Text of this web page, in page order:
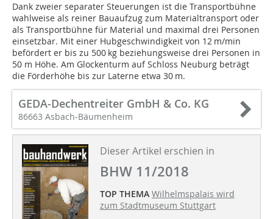
Dank zweier separater Steuerungen ist die Transportbühne
wahlweise als reiner Bauaufzug zum Materialtransport oder
als Transportbühne für Material und maximal drei Personen
einsetzbar. Mit einer Hubgeschwindigkeit von 12 m/min
befördert er bis zu 500 kg beziehungsweise drei Personen in
50 m Höhe. Am Glockenturm auf Schloss Neuburg beträgt
die Förderhöhe bis zur Laterne etwa 30 m.
GEDA-Dechentreiter GmbH & Co. KG
86663 Asbach-Bäumenheim
Dieser Artikel erschien in
BHW 11/2018
TOP THEMA Wilhelmspalais wird
zum Stadtmuseum Stuttgart